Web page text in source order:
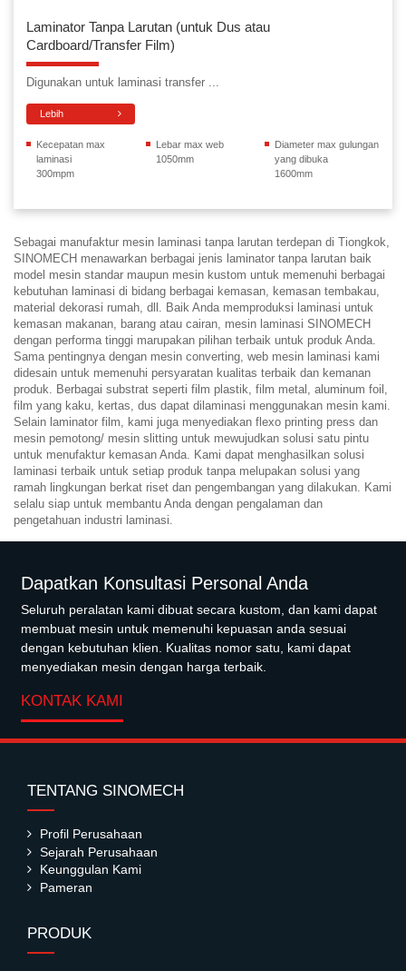
Laminator Tanpa Larutan (untuk Dus atau
Cardboard/Transfer Film)
Digunakan untuk laminasi transfer ...
Lebih
Kecepatan max
laminasi
300mpm
Lebar max web
1050mm
Diameter max gulungan
yang dibuka
1600mm
Sebagai manufaktur mesin laminasi tanpa larutan terdepan di Tiongkok,
SINOMECH menawarkan berbagai jenis laminator tanpa larutan baik
model mesin standar maupun mesin kustom untuk memenuhi berbagai
kebutuhan laminasi di bidang berbagai kemasan, kemasan tembakau,
material dekorasi rumah, dll. Baik Anda memproduksi laminasi untuk
kemasan makanan, barang atau cairan, mesin laminasi SINOMECH
dengan performa tinggi marupakan pilihan terbaik untuk produk Anda.
Sama pentingnya dengan mesin converting, web mesin laminasi kami
didesain untuk memenuhi persyaratan kualitas terbaik dan kemanan
produk. Berbagai substrat seperti film plastik, film metal, aluminum foil,
film yang kaku, kertas, dus dapat dilaminasi menggunakan mesin kami.
Selain laminator film, kami juga menyediakan flexo printing press dan
mesin pemotong/ mesin slitting untuk mewujudkan solusi satu pintu
untuk menufaktur kemasan Anda. Kami dapat menghasilkan solusi
laminasi terbaik untuk setiap produk tanpa melupakan solusi yang
ramah lingkungan berkat riset dan pengembangan yang dilakukan. Kami
selalu siap untuk membantu Anda dengan pengalaman dan
pengetahuan industri laminasi.
Dapatkan Konsultasi Personal Anda
Seluruh peralatan kami dibuat secara kustom, dan kami dapat
membuat mesin untuk memenuhi kepuasan anda sesuai
dengan kebutuhan klien. Kualitas nomor satu, kami dapat
menyediakan mesin dengan harga terbaik.
KONTAK KAMI
TENTANG SINOMECH
Profil Perusahaan
Sejarah Perusahaan
Keunggulan Kami
Pameran
PRODUK